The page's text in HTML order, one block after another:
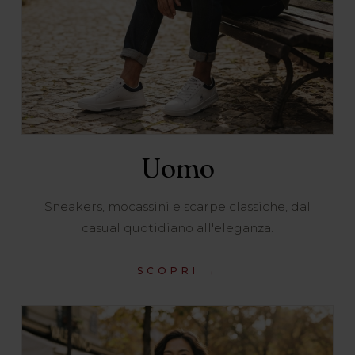
Uomo
Sneakers, mocassini e scarpe classiche, dal
casual quotidiano all'eleganza.
SCOPRI →